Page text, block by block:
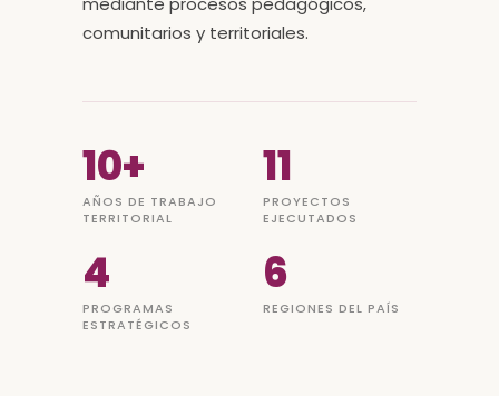
comunitarios y territoriales.
10+
AÑOS DE TRABAJO
TERRITORIAL
11
PROYECTOS
EJECUTADOS
4
PROGRAMAS
ESTRATÉGICOS
6
REGIONES DEL PAÍS